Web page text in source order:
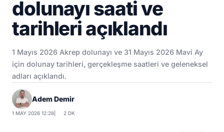
dolunayı saati ve
tarihleri açıklandı
1 Mayıs 2026 Akrep dolunayı ve 31 Mayıs 2026 Mavi Ay
için dolunay tarihleri, gerçekleşme saatleri ve geleneksel
adları açıklandı.
Adem Demir
1 MAY 2026 12:28 2 DK